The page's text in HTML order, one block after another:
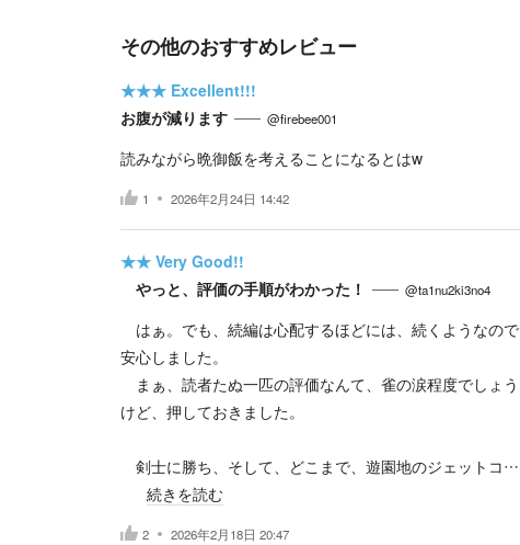
その他のおすすめレビュー
★★★ Excellent!!!
お腹が減ります
@firebee001
読みながら晩御飯を考えることになるとはw
1 2026年2月24日 14:42
★★ Very Good!!
やっと、評価の手順がわかった！
@ta1nu2ki3no4
はぁ。でも、続編は心配するほどには、続くようなので
安心しました。
まぁ、読者たぬ一匹の評価なんて、雀の涙程度でしょう
けど、押しておきました。
剣士に勝ち、そして、どこまで、遊園地のジェットコ…
続きを読む
2 2026年2月18日 20:47